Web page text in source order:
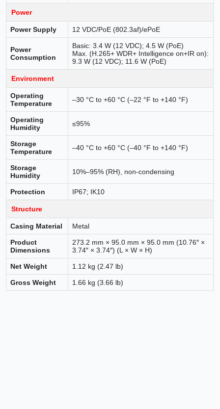
Power
Power Supply 12 VDC/PoE (802.3af)/ePoE
Power
Consumption
Basic: 3.4 W (12 VDC); 4.5 W (PoE)
Max. (H.265+ WDR+ Intelligence on+IR on):
9.3 W (12 VDC); 11.6 W (PoE)
Environment
Operating
Temperature
–30 °C to +60 °C (–22 °F to +140 °F)
Operating
Humidity
≤95%
Storage
Temperature
–40 °C to +60 °C (–40 °F to +140 °F)
Storage
Humidity
10%–95% (RH), non-condensing
Protection IP67; IK10
Structure
Casing Material Metal
Product
Dimensions
273.2 mm × 95.0 mm × 95.0 mm (10.76″ ×
3.74″ × 3.74″) (L × W × H)
Net Weight 1.12 kg (2.47 lb)
Gross Weight 1.66 kg (3.66 lb)